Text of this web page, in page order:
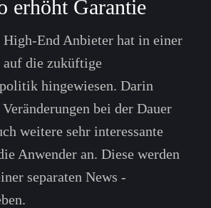
erhöht Garantie
High-End Anbieter hat in einer
die zuküftige
hingewiesen. Darin
bei der Dauer
weitere sehr interessante
Anwender an. Diese werden
separaten News -